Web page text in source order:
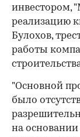
инвестором,
реализацию
Булохов,
работы
"Основной
было
на